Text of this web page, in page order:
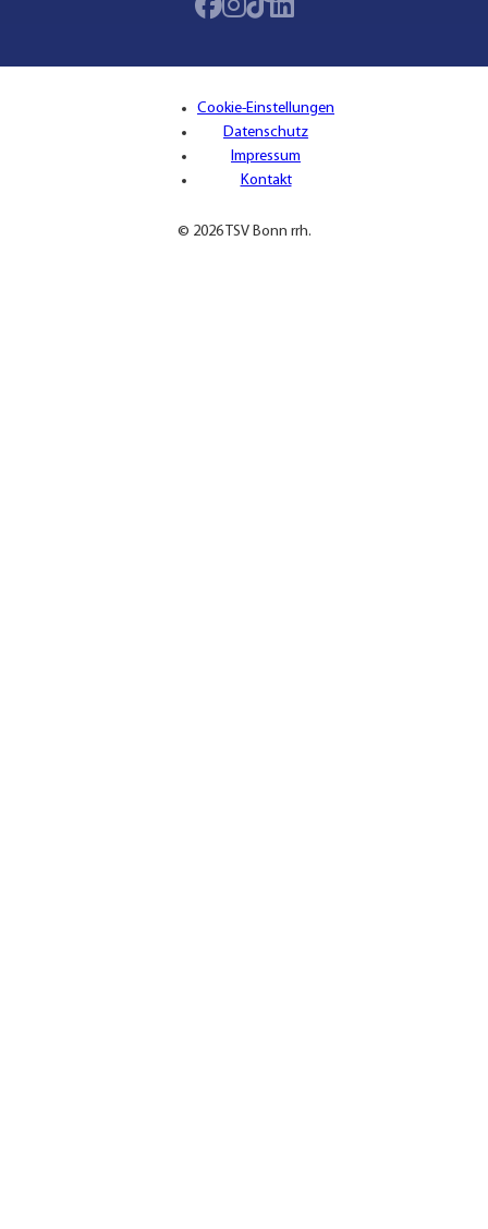
© 2026 TSV Bonn rrh.
Cookie-Einstellungen
Datenschutz
Impressum
Kontakt